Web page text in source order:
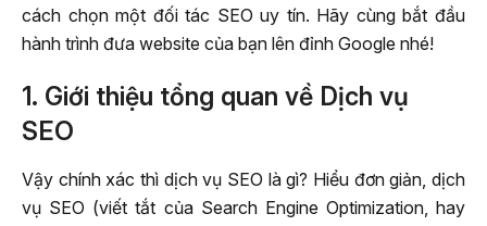
cách chọn một đối tác SEO uy tín. Hãy cùng bắt đầu
hành trình đưa website của bạn lên đỉnh Google nhé!
1. Giới thiệu tổng quan về Dịch vụ
SEO
Vậy chính xác thì dịch vụ SEO là gì? Hiểu đơn giản, dịch
vụ SEO (viết tắt của Search Engine Optimization, hay